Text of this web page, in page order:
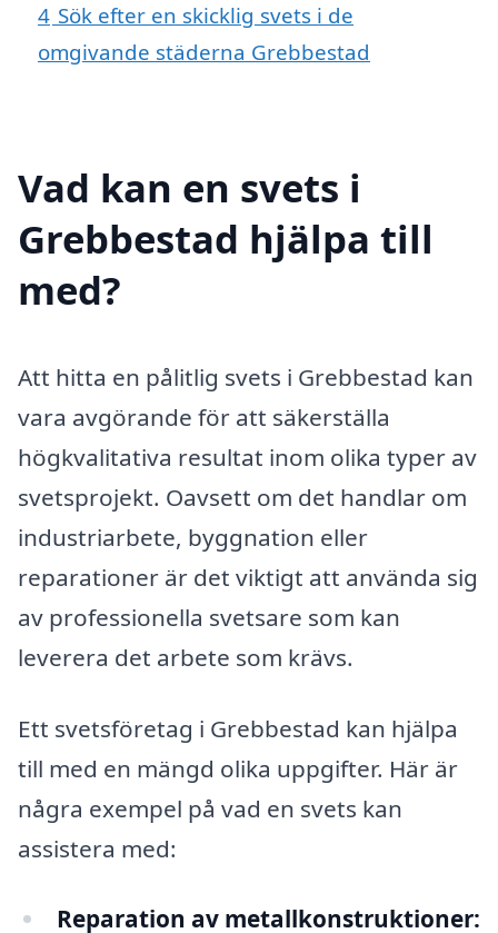
4 Sök efter en skicklig svets i de
omgivande städerna Grebbestad
Vad kan en svets i
Grebbestad hjälpa till
med?
Att hitta en pålitlig svets i Grebbestad kan
vara avgörande för att säkerställa
högkvalitativa resultat inom olika typer av
svetsprojekt. Oavsett om det handlar om
industriarbete, byggnation eller
reparationer är det viktigt att använda sig
av professionella svetsare som kan
leverera det arbete som krävs.
Ett svetsföretag i Grebbestad kan hjälpa
till med en mängd olika uppgifter. Här är
några exempel på vad en svets kan
assistera med:
Reparation av metallkonstruktioner: